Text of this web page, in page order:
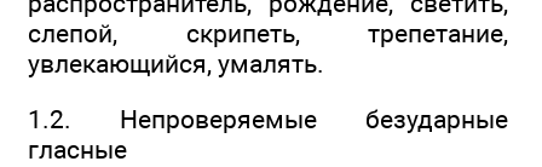
слепой, скрипеть, трепетание,
увлекающийся, умалять.
1.2. Непроверяемые безударные
гласные